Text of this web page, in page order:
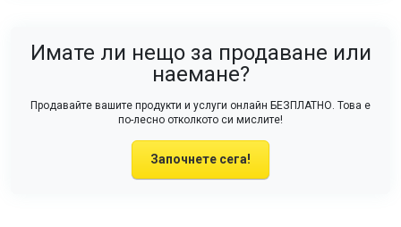
Имате ли нещо за продаване или
наемане?
Продавайте вашите продукти и услуги онлайн БЕЗПЛАТНО. Това е
по-лесно отколкото си мислите!
Започнете сега!